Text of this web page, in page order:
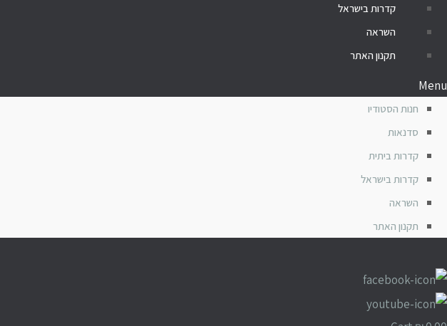
קדרות בישראל
השראה
תקנון האתר
Menu
חנות הסטודיו
סדנאות
קדרות ביתית
קדרות בישראל
השראה
תקנון האתר